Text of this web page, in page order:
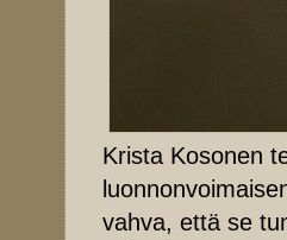
Krista Kosonen
vahva, että se